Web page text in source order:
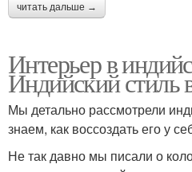
читать дальше →
Интерьер в
Индийский стиль
Мы детально рассмотрели
знаем, как воссоздать его у
Не так давно мы писали о